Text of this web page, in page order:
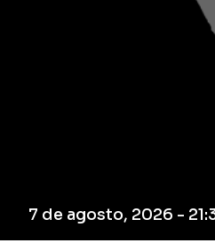
7 de agosto, 2026 -